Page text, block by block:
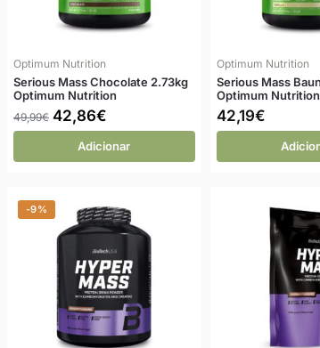
Optimum Nutrition
Serious Mass Chocolate 2.73kg
Optimum Nutrition
49,99€ 42,86€
Adicionar
Optimum Nutrition
Serious Mass
Optimum Nutrition
42,19€
-9%